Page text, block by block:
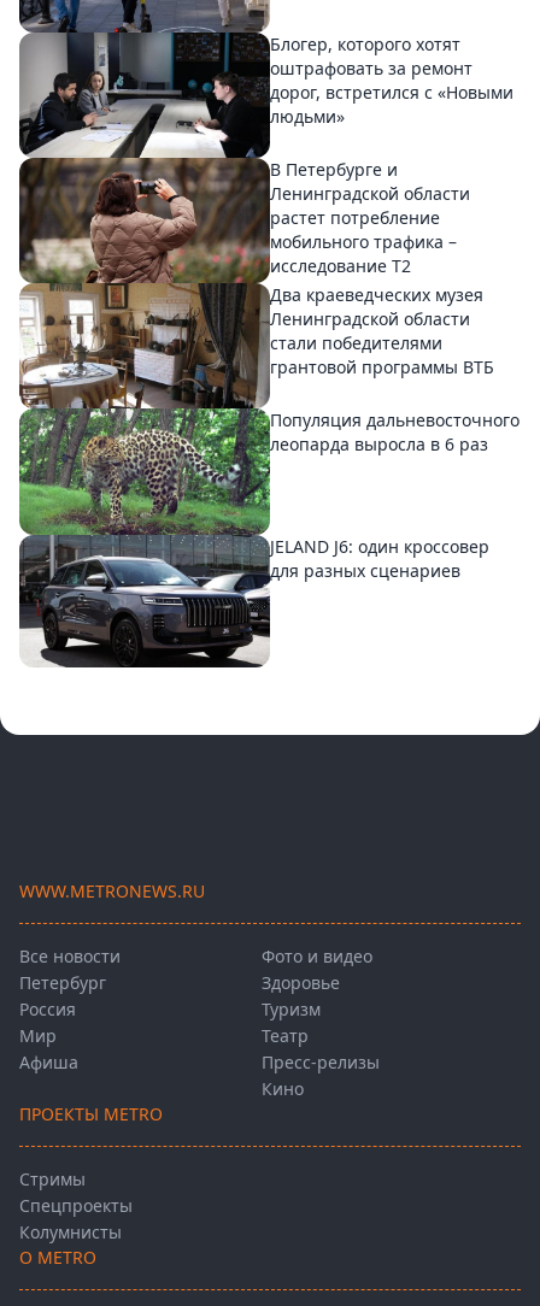
Блогер, которого хотят
оштрафовать за ремонт
дорог, встретился с «Новыми
людьми»
В Петербурге и
Ленинградской области
растет потребление
мобильного трафика –
исследование T2
Два краеведческих музея
Ленинградской области
стали победителями
грантовой программы ВТБ
Популяция дальневосточного
леопарда выросла в 6 раз
JELAND J6: один кроссовер
для разных сценариев
WWW.METRONEWS.RU
Все новости
Петербург
Россия
Мир
Афиша
Фото и видео
Здоровье
Туризм
Театр
Пресс-релизы
Кино
ПРОЕКТЫ METRO
Стримы
Спецпроекты
Колумнисты
О METRO